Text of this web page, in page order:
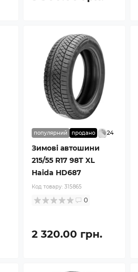
популярний продано 24
Зимові автошини
215/55 R17 98T XL
Haida HD687
Код товару: 315865
0
2 320.00 грн.